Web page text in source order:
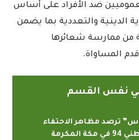
ضد الأفراد على أساس
الدينية والتعددية بما يضمن
من ممارسة شعائرها
المساواة.
في نفس القسم
ترصد مظاهر الاحتفاء
المكرمة